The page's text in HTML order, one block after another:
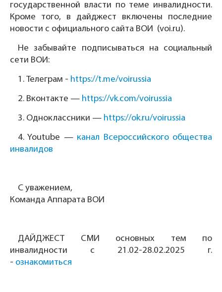
государственной власти по теме инвалидности.
Кроме того, в дайджест включены последние
новости с официального сайта ВОИ (voi.ru).
Не забывайте подписываться на социальный
сети ВОИ:
1. Телеграм - https://t.me/voirussia
2. Вконтакте — https://vk.com/voirussia
3. Одноклассники — https://ok.ru/voirussia
4.Youtube — канал Всероссийского общества
инвалидов
С уважением,
Команда Аппарата ВОИ
ДАЙДЖЕСТ СМИ основных тем по
инвалидности с 21.02-28.02.2025 г.
- ознакомиться